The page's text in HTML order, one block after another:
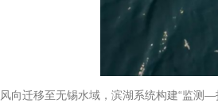
迁移至无锡水域，滨湖系统构建“监测—